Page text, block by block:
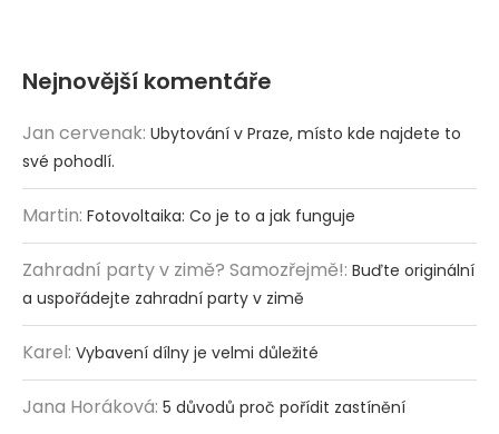
Nejnovější komentáře
Jan cervenak: Ubytování v Praze, místo kde najdete to
své pohodlí.
Martin: Fotovoltaika: Co je to a jak funguje
Zahradní party v zimě? Samozřejmě!: Buďte originální
a uspořádejte zahradní party v zimě
Karel: Vybavení dílny je velmi důležité
Jana Horáková: 5 důvodů proč pořídit zastínění